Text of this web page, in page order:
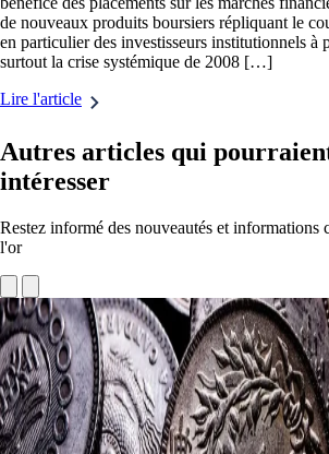
de nouveaux produits boursiers répliquant le
en particulier des investisseurs institutionnels à
surtout la crise systémique de 2008 […]
Lire l'article
Autres articles qui
intéresser
Restez informé des nouveautés et informations
l'or